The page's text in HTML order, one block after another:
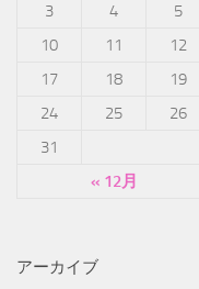
« 12月
3
4 5
10
11 12
17
18 19
24
25 26
31
アーカイブ